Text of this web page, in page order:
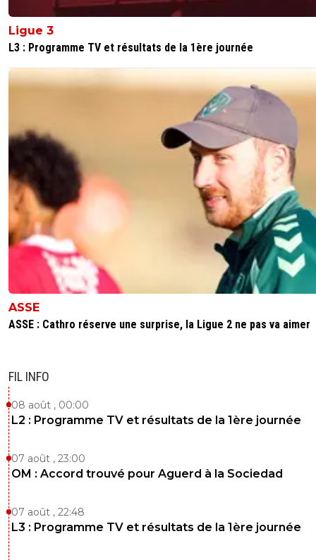
Ligue 3
L3 : Programme TV et résultats de la 1ère journée
ASSE
ASSE : Cathro réserve une surprise, la Ligue 2 ne pas va aimer
FIL INFO
08 août , 00:00
L2 : Programme TV et résultats de la 1ère journée
07 août , 23:00
OM : Accord trouvé pour Aguerd à la Sociedad
07 août , 22:48
L3 : Programme TV et résultats de la 1ère journée